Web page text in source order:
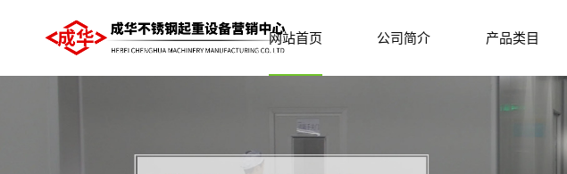
网站首页 公司简介 产品类目